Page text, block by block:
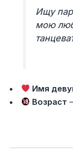
Ищу
мою
Имя
Возраст